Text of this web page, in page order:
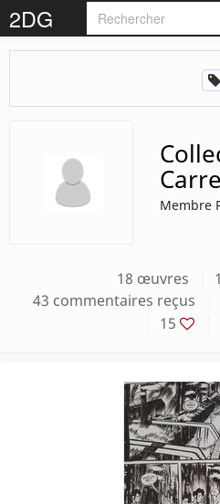
2DG Rejoignez-nous
Accédez aux
réservées auxMembre
18 œuvres
43 commentaires reçus
15